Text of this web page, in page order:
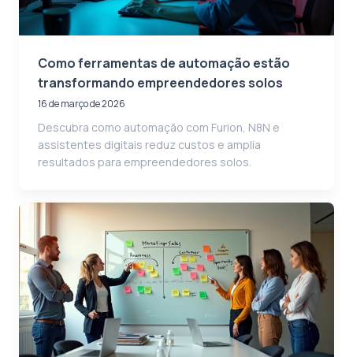
Como ferramentas de automação estão
transformando empreendedores solos
16 de março de 2026
Descubra como automação com Furion, N8N e
assistentes digitais reduz custos e amplia
resultados para empreendedores solos.